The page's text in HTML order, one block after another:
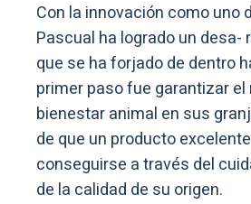
Con la innovación como uno
Pascual ha logrado un desa-
que se ha forjado de dentro
primer paso fue garantizar
bienestar animal en sus
de que un producto
conseguirse a través del
de la calidad de su origen.